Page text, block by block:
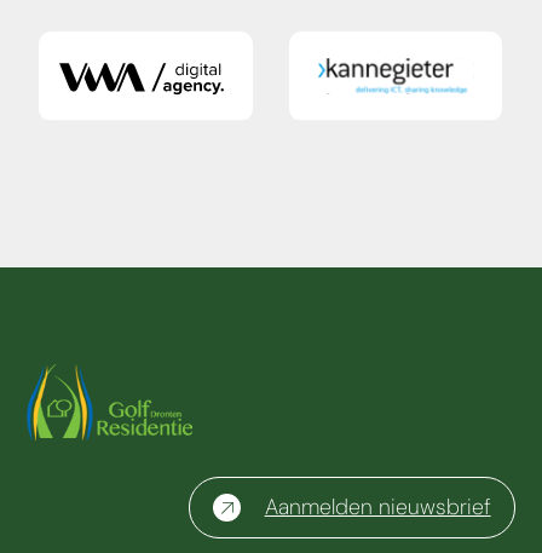
Aanmelden nieuwsbrief